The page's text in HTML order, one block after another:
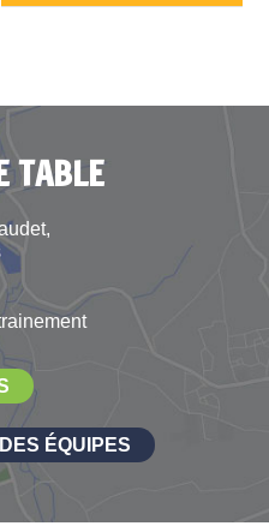
TABLE
ÉQUIPES